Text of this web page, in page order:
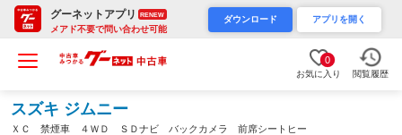
グーネットアプリ RENEW
メアド不要で問い合わせ可能
ダウンロード アプリを開く
0
お気に入り 閲覧履歴
スズキ ジムニー
ＸＣ 禁煙車 ４ＷＤ ＳＤナビ バックカメラ 前席シートヒー